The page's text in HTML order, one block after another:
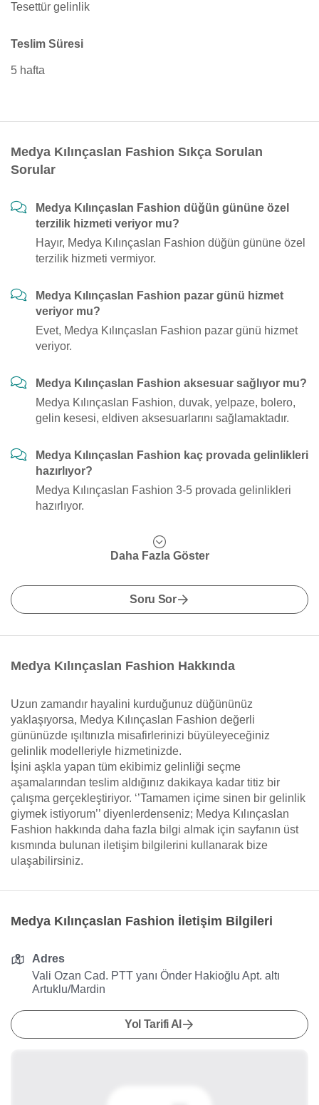
Tesettür gelinlik
Teslim Süresi
5 hafta
Medya Kılınçaslan Fashion Sıkça Sorulan
Sorular
Medya Kılınçaslan Fashion düğün gününe özel
terzilik hizmeti veriyor mu?
Hayır, Medya Kılınçaslan Fashion düğün gününe özel
terzilik hizmeti vermiyor.
Medya Kılınçaslan Fashion pazar günü hizmet
veriyor mu?
Evet, Medya Kılınçaslan Fashion pazar günü hizmet
veriyor.
Medya Kılınçaslan Fashion aksesuar sağlıyor mu?
Medya Kılınçaslan Fashion, duvak, yelpaze, bolero,
gelin kesesi, eldiven aksesuarlarını sağlamaktadır.
Medya Kılınçaslan Fashion kaç provada gelinlikleri
hazırlıyor?
Medya Kılınçaslan Fashion 3-5 provada gelinlikleri
hazırlıyor.
Daha Fazla Göster
Soru Sor
Medya Kılınçaslan Fashion Hakkında
Uzun zamandır hayalini kurduğunuz düğününüz
yaklaşıyorsa, Medya Kılınçaslan Fashion değerli
gününüzde ışıltınızla misafirlerinizi büyüleyeceğiniz
gelinlik modelleriyle hizmetinizde.
İşini aşkla yapan tüm ekibimiz gelinliği seçme
aşamalarından teslim aldığınız dakikaya kadar titiz bir
çalışma gerçekleştiriyor. ‘’Tamamen içime sinen bir gelinlik
giymek istiyorum’’ diyenlerdenseniz; Medya Kılınçaslan
Fashion hakkında daha fazla bilgi almak için sayfanın üst
kısmında bulunan iletişim bilgilerini kullanarak bize
ulaşabilirsiniz.
Medya Kılınçaslan Fashion İletişim Bilgileri
Adres
Vali Ozan Cad. PTT yanı Önder Hakioğlu Apt. altı
Artuklu/Mardin
Yol Tarifi Al